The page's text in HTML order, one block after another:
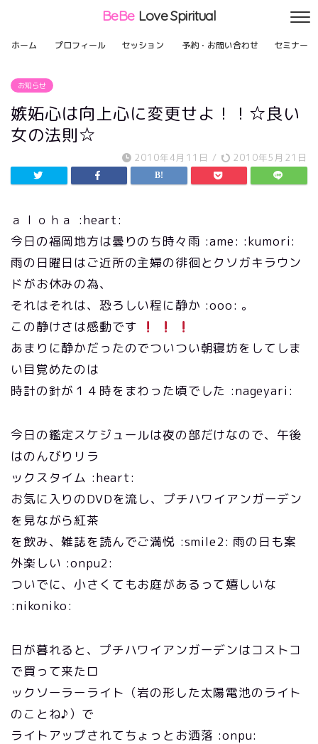
BeBe Love Spiritual
ホーム プロフィール セッション 予約・お問い合わせ セミナー
お知らせ
嫉妬心は向上心に変更せよ！！☆良い
女の法則☆
2010年4月11日 / 2010年5月21日
ａｌｏｈａ :heart:
今日の福岡地方は曇りのち時々雨 :ame: :kumori:
雨の日曜日はご近所の主婦の徘徊とクソガキラウン
ドがお休みの為、
それはそれは、恐ろしい程に静か :ooo: 。
この静けさは感動です
あまりに静かだったのでついつい朝寝坊をしてしま
い目覚めたのは
時計の針が１４時をまわった頃でした :nageyari:
今日の鑑定スケジュールは夜の部だけなので、午後
はのんびりリラ
ックスタイム :heart:
お気に入りのDVDを流し、プチハワイアンガーデン
を見ながら紅茶
を飲み、雑誌を読んでご満悦 :smile2: 雨の日も案
外楽しい :onpu2:
ついでに、小さくてもお庭があるって嬉しいな
:nikoniko:
日が暮れると、プチハワイアンガーデンはコストコ
で買って来たロ
ックソーラーライト（岩の形した太陽電池のライト
のことね♪）で
ライトアップされてちょっとお洒落 :onpu: